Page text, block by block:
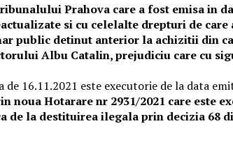
Prahova care a fost emisa in
si cu celelalte drepturi de
public detinut anterior la achizitii din
Albu Catalin, prejudiciu care cu
16.11.2021 este executorie de la data
noua Hotarare nr 2931/2021 care este
la destituirea ilegala prin decizia 68